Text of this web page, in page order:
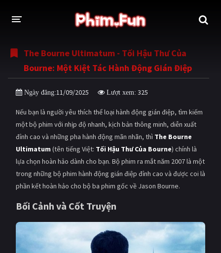
THỂ LOẠI
Thần thoại - Cổ trang Hành động
Tâm lý
Võ thuật - Kiếm hiệp Nhạc kịch
Kinh dị Tội phạm - Hình sự
Phiêu lưu Hài hước
Viễn tưởng Khoa học - Tài liệu
Giật gân Gia đình
The Bourne Ultimatum - Tối Hậu Thư Của
Bourne: Một Kiệt Tác Hành Động Gián Điệp
Ngày đăng:11/09/2025 Lượt xem: 325
Nếu bạn là người yêu thích thể loại hành động gián điệp, tìm kiếm
một bộ phim với nhịp độ nhanh, kịch bản thông minh, diễn xuất
đỉnh cao và những pha hành động mãn nhãn, thì The Bourne
Ultimatum (tên tiếng Việt: Tối Hậu Thư Của Bourne) chính là
lựa chọn hoàn hảo dành cho bạn. Bộ phim ra mắt năm 2007 là một
trong những bộ phim hành động gián điệp đỉnh cao và được coi là
phần kết hoàn hảo cho bộ ba phim gốc về Jason Bourne.
Bối Cảnh và Cốt Truyện